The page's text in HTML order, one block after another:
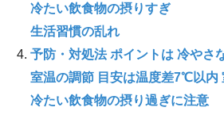
冷たい飲食物の摂りすぎ
生活習慣の乱れ
予防・対処法 ポイントは 冷やさ
室温の調節 目安は温度差7℃以
冷たい飲食物の摂り過ぎに注意